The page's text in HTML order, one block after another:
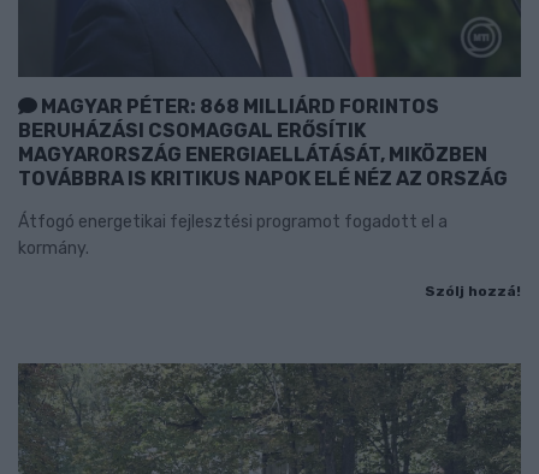
MAGYAR PÉTER: 868 MILLIÁRD FORINTOS
BERUHÁZÁSI CSOMAGGAL ERŐSÍTIK
MAGYARORSZÁG ENERGIAELLÁTÁSÁT, MIKÖZBEN
TOVÁBBRA IS KRITIKUS NAPOK ELÉ NÉZ AZ ORSZÁG
Átfogó energetikai fejlesztési programot fogadott el a
kormány.
Szólj hozzá!